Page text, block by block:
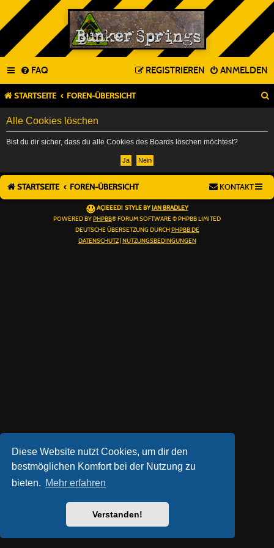
Diese Website nutzt Cookies, um dir den
bestmöglichen Komfort bei der Nutzung zu
bieten. Mehr erfahren
Verstanden!
FAQ ANMELDEN
REGISTRIEREN
STARTSEITE FOREN-ÜBERSICHT
Alle Cookies löschen
Bist du dir sicher, dass du alle Cookies des Boards löschen möchtest?
STARTSEITE FOREN-ÜBERSICHT KONTAKT
AÇIEEED! STYLE BY IAN BRADLEY
POWERED BY PHPBB® FORUM SOFTWARE © PHPBB LIMITED
DEUTSCHE ÜBERSETZUNG DURCH PHPBB.DE
DATENSCHUTZ| NUTZUNGSBEDINGUNGEN